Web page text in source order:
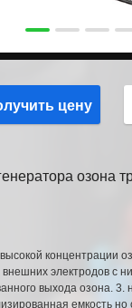
цену
озона
концентрации
электродов
выхода озона.
емкость